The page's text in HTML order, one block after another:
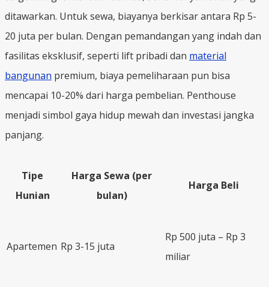
ditawarkan. Untuk sewa, biayanya berkisar antara Rp 5-
20 juta per bulan. Dengan pemandangan yang indah dan
fasilitas eksklusif, seperti lift pribadi dan material
bangunan premium, biaya pemeliharaan pun bisa
mencapai 10-20% dari harga pembelian. Penthouse
menjadi simbol gaya hidup mewah dan investasi jangka
panjang.
Tipe
Hunian
Harga Sewa (per
bulan)
Harga Beli
Apartemen Rp 3-15 juta
Rp 500 juta – Rp 3
miliar